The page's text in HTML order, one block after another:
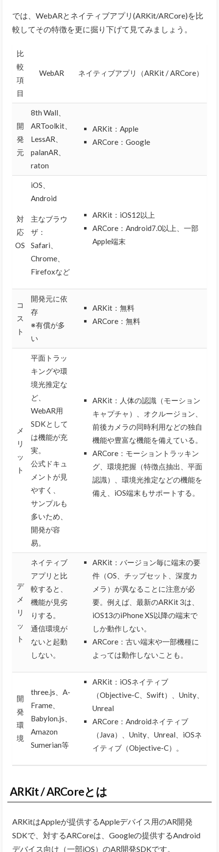
では、WebARとネイティブアプリ(ARKit/ARCore)を比
較してその特徴を更に掘り下げて見てみましょう。
比
較
項
目
WebAR ネイティブアプリ（ARKit / ARCore）
開
発
元
8th Wall、
ARToolkit、
LessAR、
palanAR、
raton
ARKit：Apple
ARCore：Google
対
応
OS
iOS、
Android
主なブラウ
ザ：
Safari、
Chrome、
Firefoxなど
ARKit：iOS12以上
ARCore：Android7.0以上、一部
Apple端末
コ
ス
ト
開発元に依
存
※有償が多
い
ARKit：無料
ARCore：無料
メ
リ
ッ
ト
平面トラッ
キングや環
境光推定な
ど、
WebAR用
SDKとして
は機能が充
実。
公式ドキュ
メントが見
やすく、
サンプルも
多いため、
開発が容
易。
ARKit：人体の認識（モーション
キャプチャ）、オクルージョン、
前後カメラの同時利用などの独自
機能や豊富な機能を備えている。
ARCore：モーショントラッキン
グ、環境把握（特徴点抽出、平面
認識）、環境光推定などの機能を
備え、iOS端末もサポートする。
デ
メ
リ
ッ
ト
ネイティブ
アプリと比
較すると、
機能が見劣
りする。
通信環境が
ないと起動
しない。
ARKit：バージョン毎に端末の要
件（OS、チップセット、深度カ
メラ）が異なることに注意が必
要。例えば、最新のARKit 3は、
iOS13のiPhone XS以降の端末で
しか動作しない。
ARCore：古い端末や一部機種に
よっては動作しないことも。
開
発
環
境
three.js、A-
Frame、
Babylon.js、
Amazon
Sumerian等
ARKit：iOSネイティブ
（Objective-C、Swift）、Unity、
Unreal
ARCore：Androidネイティブ
（Java）、Unity、Unreal、iOSネ
イティブ（Objective-C）。
ARKit / ARCoreとは
ARKitはAppleが提供するAppleデバイス用のAR開発
SDKで、 対するARCoreは、Googleの提供するAndroid
デバイス向け（一部iOS）のAR開発SDKです。